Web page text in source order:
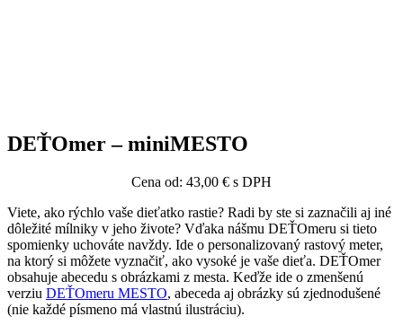
DEŤOmer – miniMESTO
Cena od: 43,00 € s DPH
Viete, ako rýchlo vaše dieťatko rastie? Radi by ste si zaznačili aj iné
dôležité mílniky v jeho živote? Vďaka nášmu DEŤOmeru si tieto
spomienky uchováte navždy. Ide o personalizovaný rastový meter,
na ktorý si môžete vyznačiť, ako vysoké je vaše dieťa. DEŤOmer
obsahuje abecedu s obrázkami z mesta. Keďže ide o zmenšenú
verziu DEŤOmeru MESTO, abeceda aj obrázky sú zjednodušené
(nie každé písmeno má vlastnú ilustráciu).